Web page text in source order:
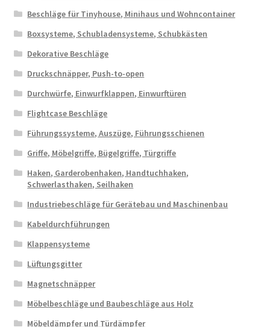
Beschläge für Tinyhouse, Minihaus und Wohncontainer
Boxsysteme, Schubladensysteme, Schubkästen
Dekorative Beschläge
Druckschnäpper, Push-to-open
Durchwürfe, Einwurfklappen, Einwurftüren
Flightcase Beschläge
Führungssysteme, Auszüge, Führungsschienen
Griffe, Möbelgriffe, Bügelgriffe, Türgriffe
Haken, Garderobenhaken, Handtuchhaken,
Schwerlasthaken, Seilhaken
Industriebeschläge für Gerätebau und Maschinenbau
Kabeldurchführungen
Klappensysteme
Lüftungsgitter
Magnetschnäpper
Möbelbeschläge und Baubeschläge aus Holz
Möbeldämpfer und Türdämpfer